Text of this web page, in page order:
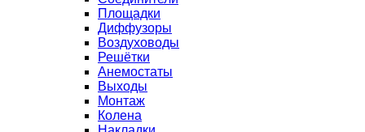
Площадки
Диффузоры
Воздуховоды
Решётки
Анемостаты
Выходы
Монтаж
Колена